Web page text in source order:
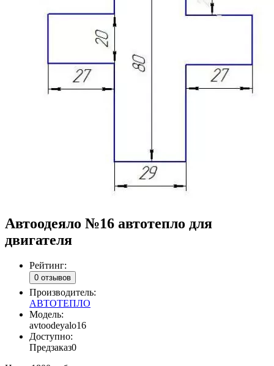
Автоодеяло №16 автотепло для
двигателя
Рейтинг:
0 отзывов
Производитель:
АВТОТЕПЛО
Модель:
avtoodeyalo16
Доступно:
Предзаказ0